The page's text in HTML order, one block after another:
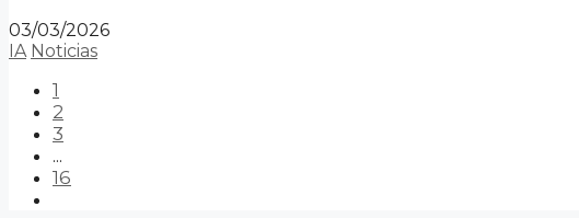
03/03/2026
IA Noticias
1
2
3
...
16